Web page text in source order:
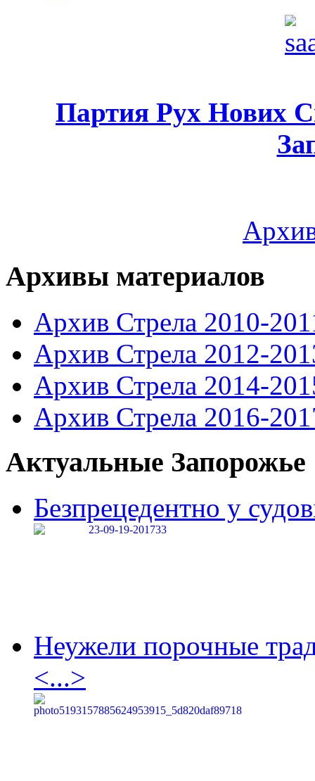
Партия Рух Нових
Архивы материалов
Архив Стрела 2010-
Архив Стрела 2012-
Архив Стрела 2014-
Архив Стрела 2016-
Актуальные Запорожье
Безпрецедентно у
Неужели порочные
<...>